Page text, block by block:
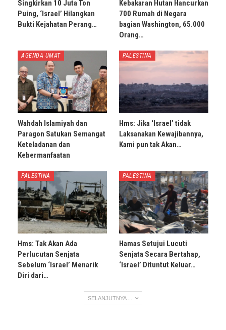
Singkirkan 10 Juta Ton
Puing, ‘Israel’ Hilangkan
Bukti Kejahatan Perang…
Kebakaran Hutan Hancurkan
700 Rumah di Negara
bagian Washington, 65.000
Orang…
AGENDA UMAT
Wahdah Islamiyah dan
Paragon Satukan Semangat
Keteladanan dan
Kebermanfaatan
PALESTINA
Hms: Jika ‘Israel’ tidak
Laksanakan Kewajibannya,
Kami pun tak Akan…
PALESTINA
Hms: Tak Akan Ada
Perlucutan Senjata
Sebelum ‘Israel’ Menarik
Diri dari…
PALESTINA
Hamas Setujui Lucuti
Senjata Secara Bertahap,
‘Israel’ Dituntut Keluar…
SELANJUTNYA ...